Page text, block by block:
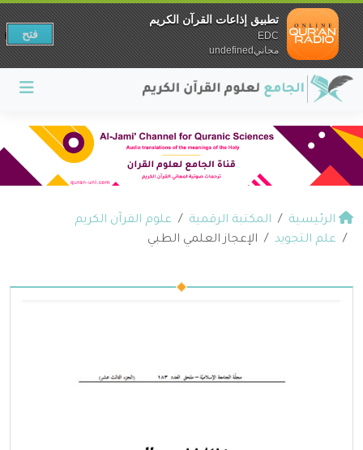
الرئيسية المكتبة الرقمية
علوم القرآن الكريم
علم التجويد
الإعجاز العلمي الطبي
تطبيق إذاعات القرآن الكريم
EDC
مجانيundefined
فتح